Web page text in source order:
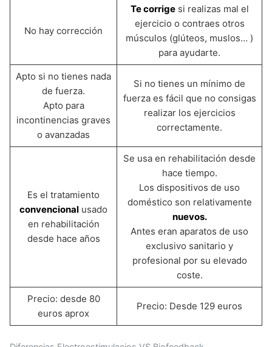
No hay corrección
Te corrigesi realizas mal el
ejercicio o contraes otros
músculos (glúteos, muslos… )
para ayudarte.
Apto si no tienes nada
de fuerza.
Apto para
incontinencias graves
o avanzadas
Si no tienes un mínimo de
fuerza es fácil que no consigas
realizar los ejercicios
correctamente.
Es el tratamiento
convencional usado
en rehabilitación
desde hace años
Se usa en rehabilitación desde
hace tiempo.
Los dispositivos de uso
doméstico son relativamente
nuevos.
Antes eran aparatos de uso
exclusivo sanitario y
profesional por su elevado
coste.
Precio: desde 80
euros aprox
Precio: Desde 129 euros